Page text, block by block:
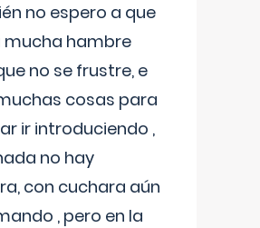
no espero a que
mucha hambre
no se frustre, e
cosas para
ir introduciendo ,
no hay
con cuchara aún
, pero en la